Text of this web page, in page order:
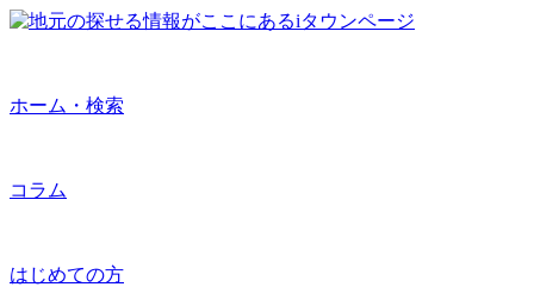
ホーム・検索
コラム
はじめての方